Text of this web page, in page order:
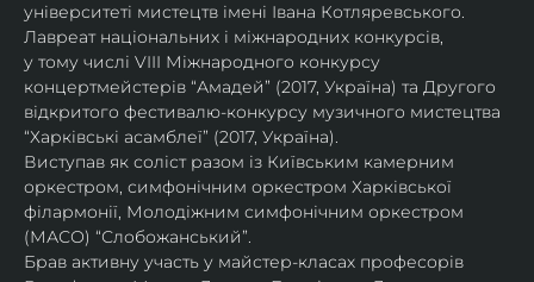
університеті мистецтв імені Івана Котляревського.
Лавреат національних і міжнародних конкурсів,
у тому числі VIII Міжнародного конкурсу
концертмейстерів “Амадей” (2017, Україна) та Другого
відкритого фестивалю-конкурсу музичного мистецтва
“Харківські асамблеї” (2017, Україна).
Виступав як соліст разом із Київським камерним
оркестром, симфонічним оркестром Харківської
філармонії, Молодіжним симфонічним оркестром
(МАСО) “Слобожанський”.
Брав активну участь у майстер-класах професорів